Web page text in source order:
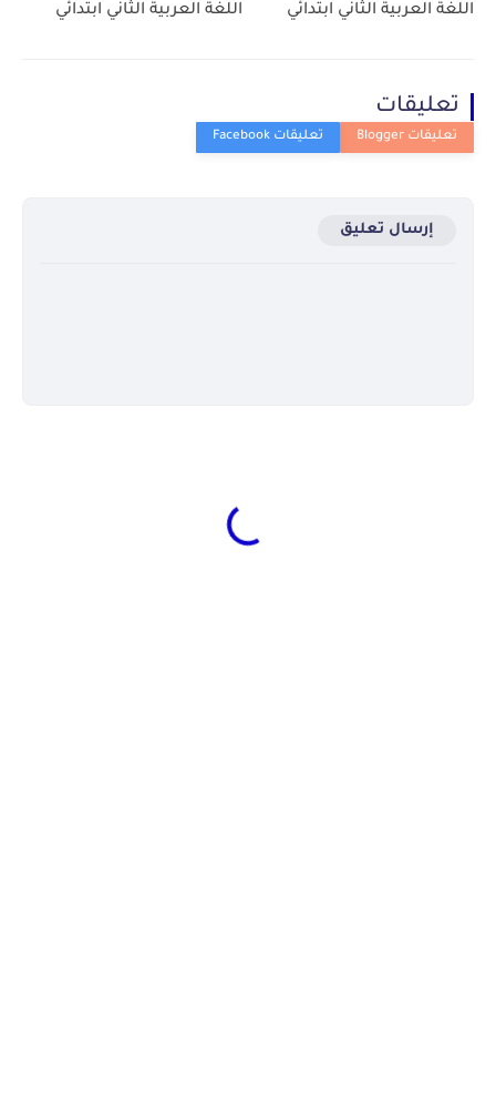
اللغة العربية الثاني ابتدائي
اللغة العربية الثاني ابتدائي
تعليقات
إرسال تعليق